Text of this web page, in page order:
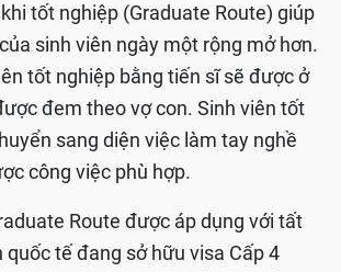
tốt nghiệp (Graduate Route) giúp
sinh viên ngày một rộng mở hơn.
tốt nghiệp bằng tiến sĩ sẽ được ở
đem theo vợ con. Sinh viên tốt
sang diện việc làm tay nghề
công việc phù hợp.
Route được áp dụng với tất
quốc tế đang sở hữu visa Cấp 4